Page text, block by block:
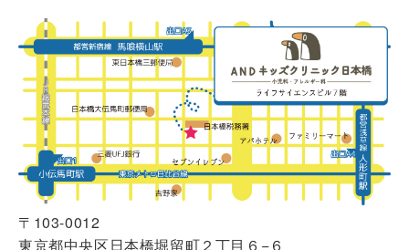
〒103-0012
東京都中央区日本橋堀留町２丁目６−６